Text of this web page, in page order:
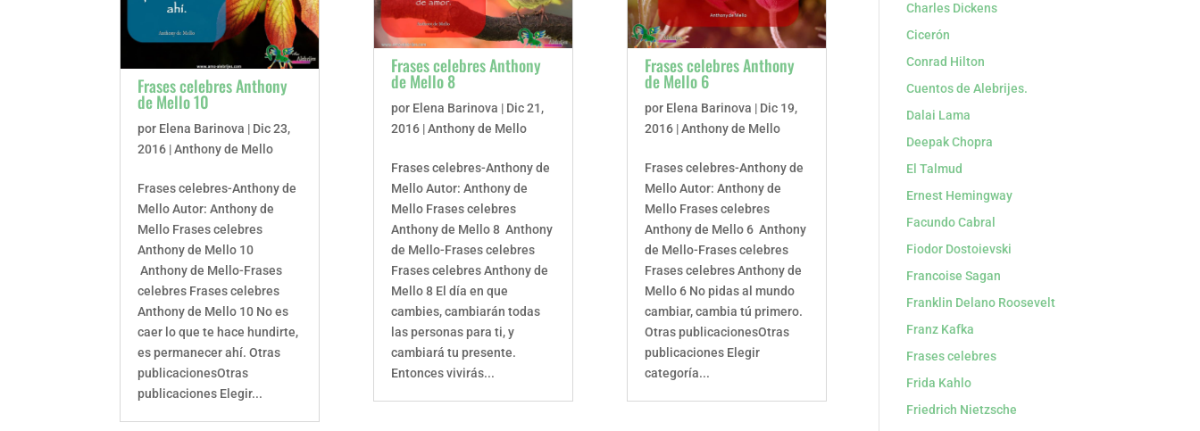
Frases celebres Anthony
de Mello 10
por Elena Barinova | Dic 23,
2016 |Anthony de Mello
Frases celebres-Anthony de
Mello Autor: Anthony de
Mello Frases celebres
Anthony de Mello 10
Anthony de Mello-Frases
celebres Frases celebres
Anthony de Mello 10 No es
caer lo que te hace hundirte,
es permanecer ahí. Otras
publicacionesOtras
publicaciones Elegir...
Frases celebres Anthony
de Mello 8
por Elena Barinova | Dic 21,
2016 |Anthony de Mello
Frases celebres-Anthony de
Mello Autor: Anthony de
Mello Frases celebres
Anthony de Mello 8 Anthony
de Mello-Frases celebres
Frases celebres Anthony de
Mello 8 El día en que
cambies, cambiarán todas
las personas para ti, y
cambiará tu presente.
Entonces vivirás...
Frases celebres Anthony
de Mello 6
por Elena Barinova | Dic 19,
2016 |Anthony de Mello
Frases celebres-Anthony de
Mello Autor: Anthony de
Mello Frases celebres
Anthony de Mello 6 Anthony
de Mello-Frases celebres
Frases celebres Anthony de
Mello 6 No pidas al mundo
cambiar, cambia tú primero.
Otras publicacionesOtras
publicaciones Elegir
categoría...
Charles Dickens
Cicerón
Conrad Hilton
Cuentos de Alebrijes.
Dalai Lama
Deepak Chopra
El Talmud
Ernest Hemingway
Facundo Cabral
Fiodor Dostoievski
Francoise Sagan
Franklin Delano Roosevelt
Franz Kafka
Frases celebres
Frida Kahlo
Friedrich Nietzsche